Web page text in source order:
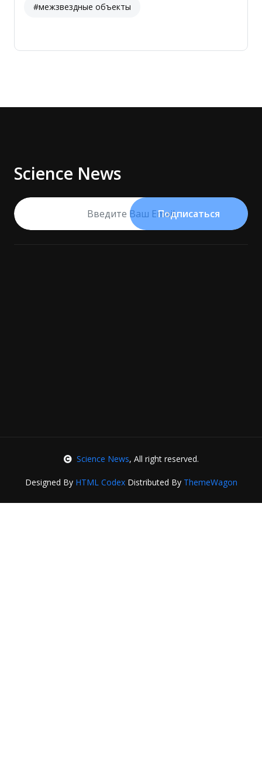
#межзвездные объекты
Science News
Подписаться
Science News, All right reserved.
Designed By HTML CodexDistributed By ThemeWagon